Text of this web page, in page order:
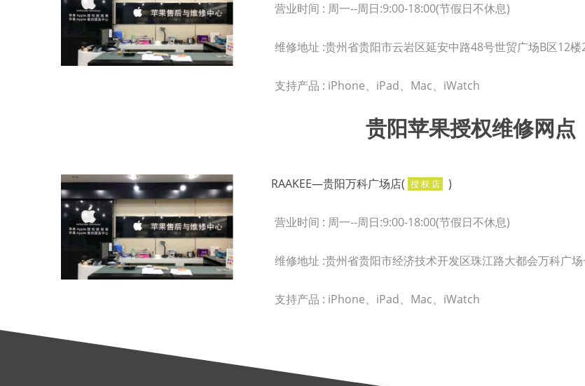
营业时间 : 周一--周日:9:00-18:00(节假日不休息)
维修地址 :贵州省贵阳市云岩区延安中路48号世贸广场B区12楼
支持产品 : iPhone、iPad、Mac、iWatch
贵阳苹果授权维修网点
RAAKEE—贵阳万科广场店( 授 权 店 )
营业时间 : 周一--周日:9:00-18:00(节假日不休息)
维修地址 :贵州省贵阳市经济技术开发区珠江路大都会万科广
支持产品 : iPhone、iPad、Mac、iWatch